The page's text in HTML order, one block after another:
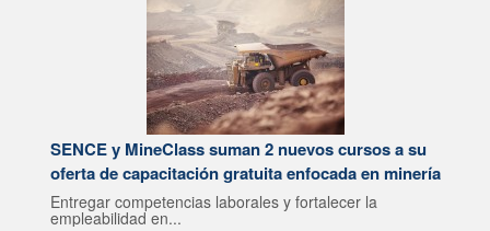
SENCE y MineClass suman 2 nuevos cursos a su
oferta de capacitación gratuita enfocada en minería
Entregar competencias laborales y fortalecer la
empleabilidad en...